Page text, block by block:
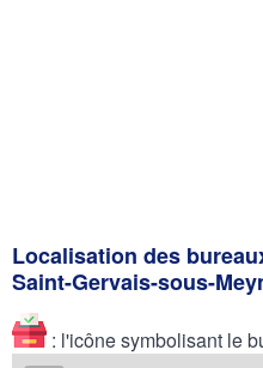
Localisation des
Saint-Gervais-sous-
: l'icône symbolisant le